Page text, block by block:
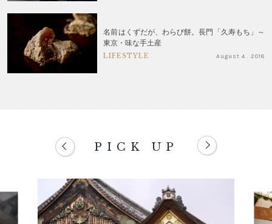
名前はくずだが、わらび餅。長門「久寿もち」～
東京・味な手土産
LIFESTYLE August 4 . 2018
PICK UP